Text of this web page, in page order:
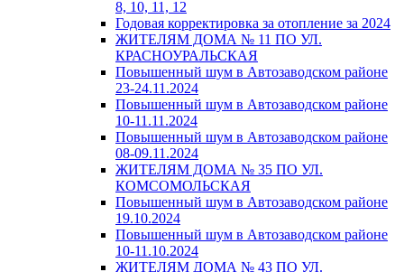
8, 10, 11, 12
Годовая корректировка за отопление за 2024
ЖИТЕЛЯМ ДОМА № 11 ПО УЛ.
КРАСНОУРАЛЬСКАЯ
Повышенный шум в Автозаводском районе
23-24.11.2024
Повышенный шум в Автозаводском районе
10-11.11.2024
Повышенный шум в Автозаводском районе
08-09.11.2024
ЖИТЕЛЯМ ДОМА № 35 ПО УЛ.
КОМСОМОЛЬСКАЯ
Повышенный шум в Автозаводском районе
19.10.2024
Повышенный шум в Автозаводском районе
10-11.10.2024
ЖИТЕЛЯМ ДОМА № 43 ПО УЛ.